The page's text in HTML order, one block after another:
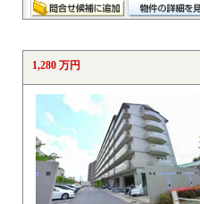
1,280 万円